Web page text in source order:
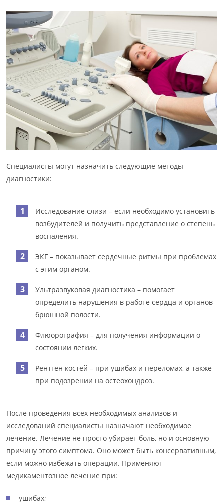
Специалисты могут назначить следующие методы
диагностики:
Исследование слизи – если необходимо установить
возбудителей и получить представление о степень
воспаления.
ЭКГ – показывает сердечные ритмы при проблемах
с этим органом.
Ультразвуковая диагностика – помогает
определить нарушения в работе сердца и органов
брюшной полости.
Флюорография – для получения информации о
состоянии легких.
Рентген костей – при ушибах и переломах, а также
при подозрении на остеохондроз.
После проведения всех необходимых анализов и
исследований специалисты назначают необходимое
лечение. Лечение не просто убирает боль, но и основную
причину этого симптома. Оно может быть консервативным,
если можно избежать операции. Применяют
медикаментозное лечение при:
ушибах;